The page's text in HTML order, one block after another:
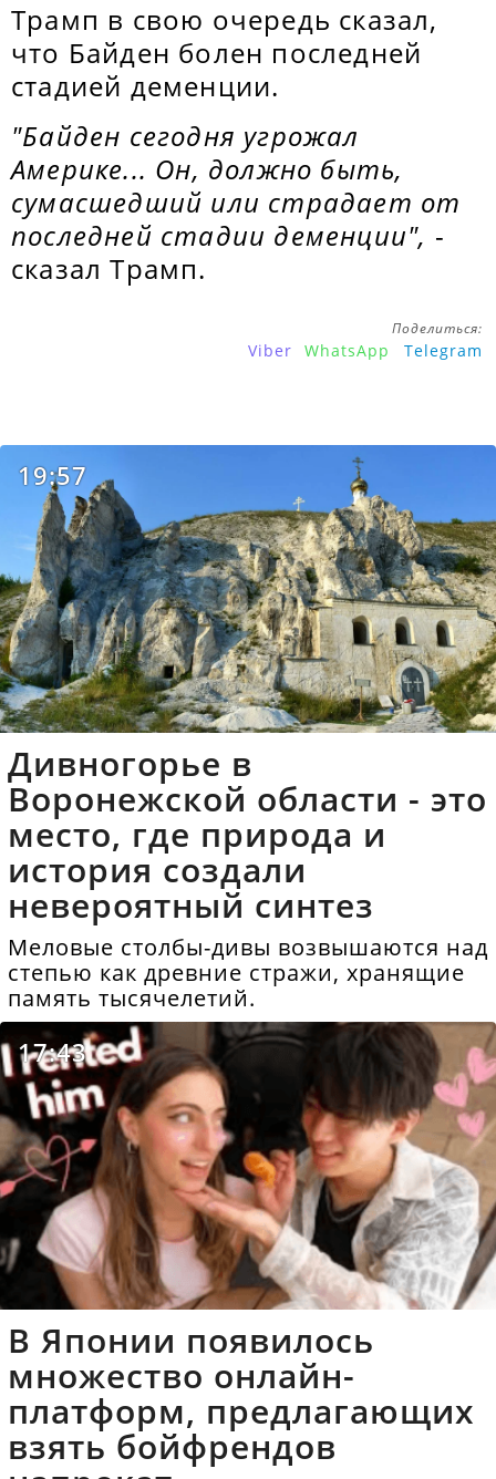
Трамп в свою очередь сказал,
что Байден болен последней
стадией деменции.
"Байден сегодня угрожал
Америке... Он, должно быть,
сумасшедший или страдает от
последней стадии деменции", -
сказал Трамп.
Поделиться:
Viber WhatsApp Telegram
19:57
Дивногорье в
Воронежской области - это
место, где природа и
история создали
невероятный синтез
Меловые столбы-дивы возвышаются над
степью как древние стражи, хранящие
память тысячелетий.
17:43
В Японии появилось
множество онлайн-
платформ, предлагающих
взять бойфрендов